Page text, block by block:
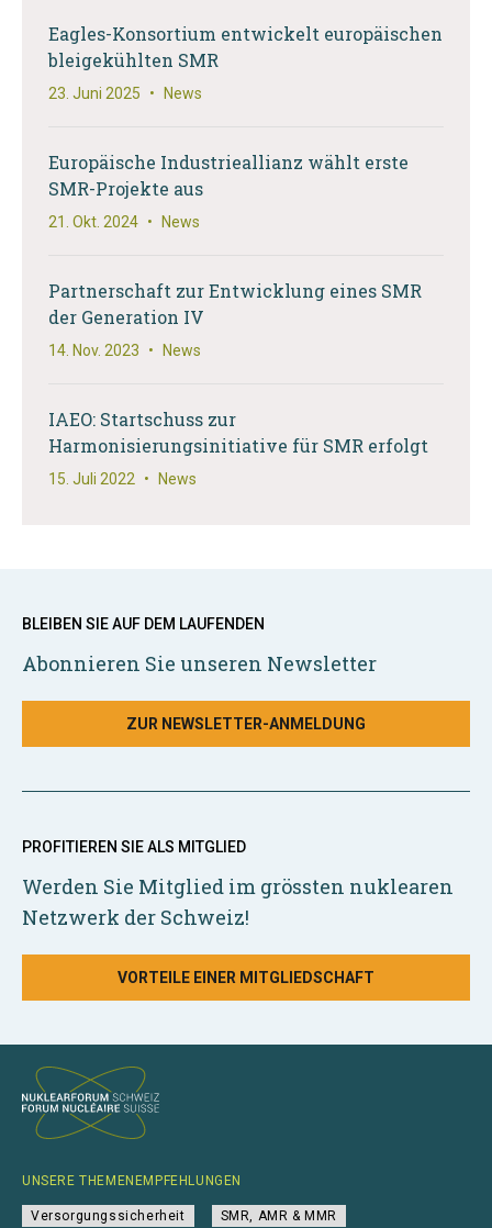
Eagles-Konsortium entwickelt europäischen
bleigekühlten SMR
23. Juni 2025 • News
Europäische Industrieallianz wählt erste
SMR-Projekte aus
21. Okt. 2024 • News
Partnerschaft zur Entwicklung eines SMR
der Generation IV
14. Nov. 2023 • News
IAEO: Startschuss zur
Harmonisierungsinitiative für SMR erfolgt
15. Juli 2022 • News
BLEIBEN SIE AUF DEM LAUFENDEN
Abonnieren Sie unseren Newsletter
ZUR NEWSLETTER-ANMELDUNG
PROFITIEREN SIE ALS MITGLIED
Werden Sie Mitglied im grössten nuklearen
Netzwerk der Schweiz!
VORTEILE EINER MITGLIEDSCHAFT
UNSERE THEMENEMPFEHLUNGEN
Versorgungssicherheit SMR, AMR & MMR